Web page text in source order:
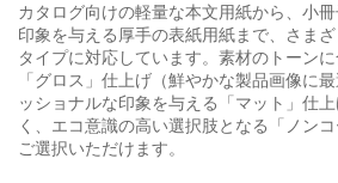
カタログ向けの軽量な本文用紙から、小
印象を与える厚手の表紙用紙まで、さま
タイプに対応しています。素材のトーン
「グロス」仕上げ（鮮やかな製品画像に
ッショナルな印象を与える「マット」仕
く、エコ意識の高い選択肢となる「ノン
ご選択いただけます。